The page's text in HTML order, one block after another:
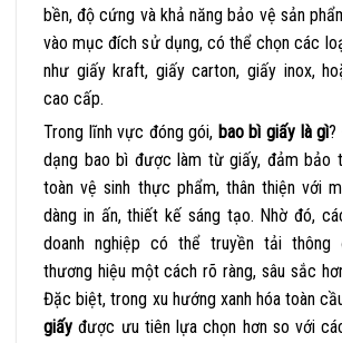
bền, độ cứng và khả năng bảo vệ sản
vào mục đích sử dụng, có thể chọn các
như giấy kraft, giấy carton, giấy inox,
cao cấp.
Trong lĩnh vực đóng gói, bao bì giấy là gì?
dạng bao bì được làm từ giấy, đảm bảo
toàn vệ sinh thực phẩm, thân thiện với
dàng in ấn, thiết kế sáng tạo. Nhờ đó,
doanh nghiệp có thể truyền tải thông
thương hiệu một cách rõ ràng, sâu sắc
Đặc biệt, trong xu hướng xanh hóa toàn
giấy được ưu tiên lựa chọn hơn so với